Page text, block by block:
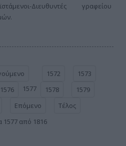
Διευθυντές γραφείου
1572
1573
1576 1577 1578
1579
Επόμενο
Τέλος
1577 από 1816